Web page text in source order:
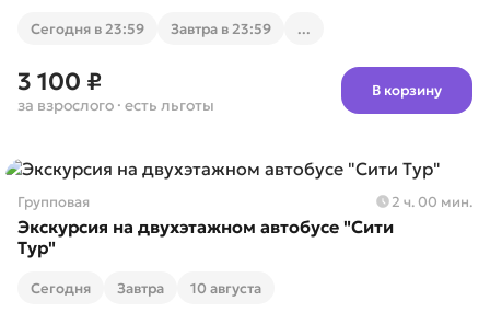
Cегодня в 23:59 Завтра в 23:59 ...
3 100 ₽
за взрослого · есть льготы
В корзину
Групповая 2 ч. 00 мин.
Экскурсия на двухэтажном автобусе "Сити
Тур"
Cегодня Завтра 10 августа